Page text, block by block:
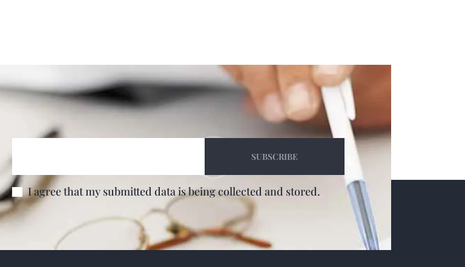
I agree that my submitted data is being collected and stored.